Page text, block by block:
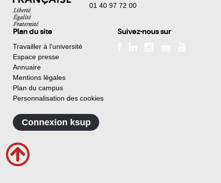
01 40 97 72 00
Plan du site
Travailler à l'université
Espace presse
Annuaire
Mentions légales
Plan du campus
Personnalisation des cookies
Suivez-nous sur
Connexion ksup